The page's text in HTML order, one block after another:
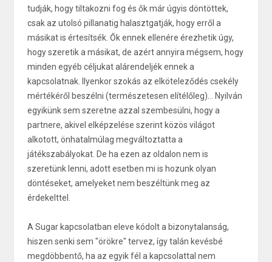
tudják, hogy tiltakozni fog és ők már úgyis döntöttek,
csak az utolsó pillanatig halasztgatják, hogy erről a
másikat is értesítsék. Ők ennek ellenére érezhetik úgy,
hogy szeretik a másikat, de azért annyira mégsem, hogy
minden egyéb céljukat alárendeljék ennek a
kapcsolatnak. Ilyenkor szokás az elköteleződés csekély
mértékéről beszélni (természetesen elítélőleg)... Nyilván
egyikünk sem szeretne azzal szembesülni, hogy a
partnere, akivel elképzelése szerint közös világot
alkotott, önhatalmúlag megváltoztatta a
játékszabályokat. De ha ezen az oldalon nem is
szeretünk lenni, adott esetben mi is hozunk olyan
döntéseket, amelyeket nem beszéltünk meg az
érdekelttel.
A Sugar kapcsolatban eleve kódolt a bizonytalanság,
hiszen senki sem "örökre" tervez, így talán kevésbé
megdöbbentő, ha az egyik fél a kapcsolattal nem